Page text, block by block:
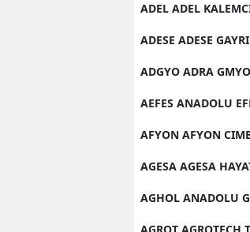
ADEL ADEL
ADESE ADESE
ADGYO ADRA GMYO
AEFES ANADOLU
AFYON AFYON
AGESA AGESA
AGHOL ANADOLU